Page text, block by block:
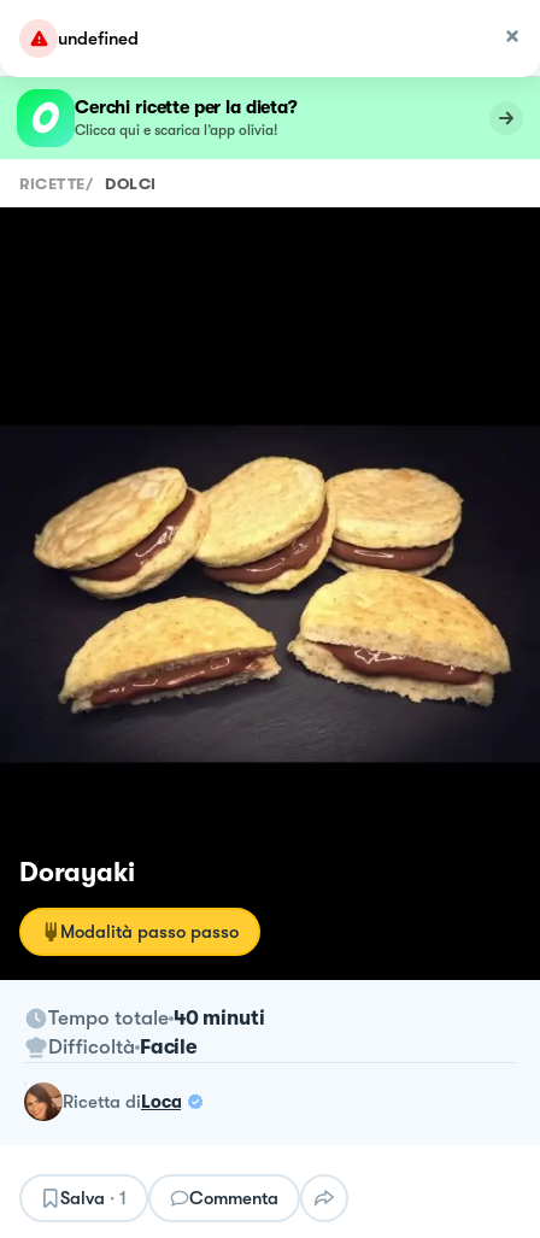
undefined
Cerchi ricette per la dieta?
Clicca qui e scarica l’app olivia!
RICETTE/ DOLCI
Dorayaki
Modalità passo passo
Tempo totale 40 minuti
Difficoltà Facile
ricetta diLoca
Salva · 1 Commenta